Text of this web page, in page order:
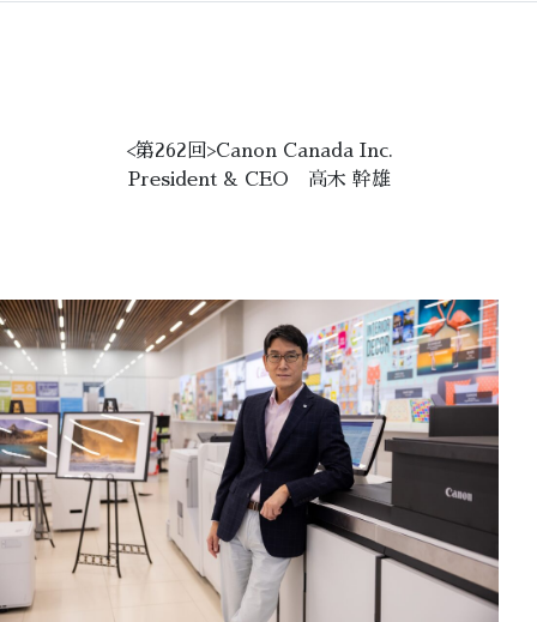
<第262回>Canon Canada Inc.
President & CEO 高木 幹雄